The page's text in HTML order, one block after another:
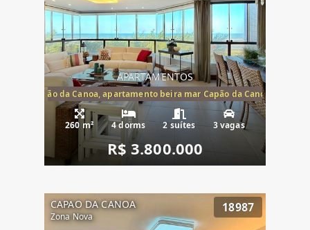
APARTAMENTOS
mar Capão da Canoa, apartamento beira mar Capão da Canoa,
260 m² 4 dorms 2 suítes 3 vagas
R$ 3.800.000
CAPAO DA CANOA
Zona Nova
18987